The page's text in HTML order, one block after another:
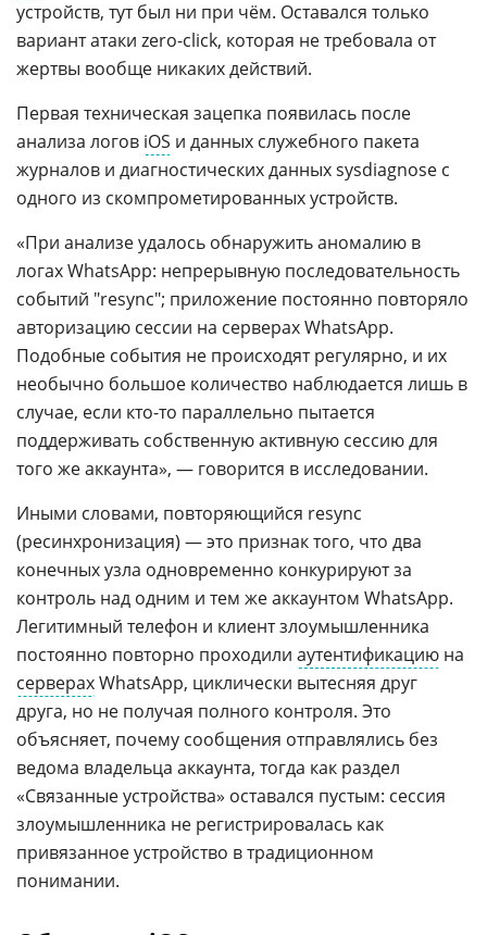
устройств, тут был ни при чём. Оставался только
вариант атаки zero-click, которая не требовала от
жертвы вообще никаких действий.
Первая техническая зацепка появилась после
анализа логов iOS и данных служебного пакета
журналов и диагностических данных sysdiagnose с
одного из скомпрометированных устройств.
«При анализе удалось обнаружить аномалию в
логах WhatsApp: непрерывную последовательность
событий "resync"; приложение постоянно повторяло
авторизацию сессии на серверах WhatsApp.
Подобные события не происходят регулярно, и их
необычно большое количество наблюдается лишь в
случае, если кто-то параллельно пытается
поддерживать собственную активную сессию для
того же аккаунта», — говорится в исследовании.
Иными словами, повторяющийся resync
(ресинхронизация) — это признак того, что два
конечных узла одновременно конкурируют за
контроль над одним и тем же аккаунтом WhatsApp.
Легитимный телефон и клиент злоумышленника
постоянно повторно проходили аутентификацию на
серверахWhatsApp, циклически вытесняя друг
друга, но не получая полного контроля. Это
объясняет, почему сообщения отправлялись без
ведома владельца аккаунта, тогда как раздел
«Связанные устройства» оставался пустым: сессия
злоумышленника не регистрировалась как
привязанное устройство в традиционном
понимании.